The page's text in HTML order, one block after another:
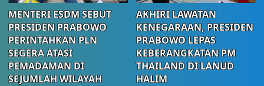
MENTERI ESDM SEBUT
PRESIDEN PRABOWO
PERINTAHKAN PLN
SEGERA ATASI
PEMADAMAN DI
SEJUMLAH WILAYAH
AKHIRI LAWATAN
KENEGARAAN, PRESIDEN
PRABOWO LEPAS
KEBERANGKATAN PM
THAILAND DI LANUD
HALIM